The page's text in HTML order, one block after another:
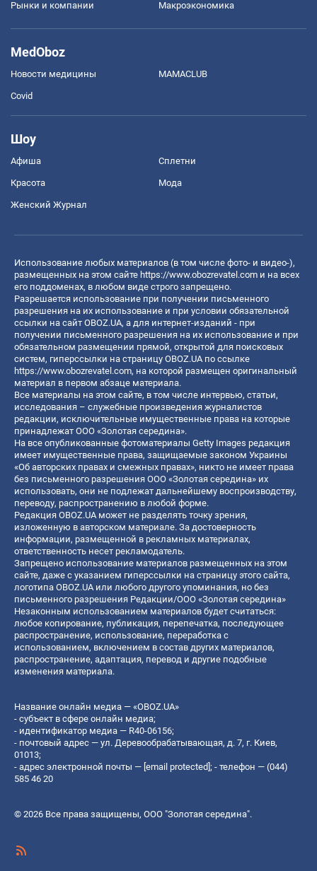
Рынки и компании Mакроэкономика
MedOboz
Новости медицины MAMACLUB
Covid
Шоу
Афиша Сплетни
Красота Мода
Женский Журнал
Использование любых материалов (в том числе фото- и видео-),
размещенных на этом сайте https://www.obozrevatel.com и на всех
его поддоменах, в любом виде строго запрещено.
Разрешается использование при получении письменного
разрешения на их использование и при условии обязательной
ссылки на сайт OBOZ.UA, а для интернет-изданий - при
получении письменного разрешения на их использование и при
обязательном размещении прямой, открытой для поисковых
систем, гиперссылки на страницу OBOZ.UA по ссылке
https://www.obozrevatel.com, на которой размещен оригинальный
материал в первом абзаце материала.
Все материалы на этом сайте, в том числе интервью, статьи,
исследования – служебные произведения журналистов
редакции, исключительные имущественные права на которые
принадлежат ООО «Золотая середина».
На все опубликованные фотоматериалы Getty Images редакция
имеет имущественные права, защищаемые законом Украины
«Об авторских правах и смежных правах», никто не имеет права
без письменного разрешения ООО «Золотая середина» их
использовать, они не подлежат дальнейшему воспроизводству,
переводу, распространению в любой форме.
Редакция OBOZ.UA может не разделять точку зрения,
изложенную в авторском материале. За достоверность
информации, размещенной в рекламных материалах,
ответственность несет рекламодатель.
Запрещено использование материалов размещенных на этом
сайте, даже с указанием гиперссылки на страницу этого сайта,
логотипа OBOZ.UA или любого другого упоминания, но без
письменного разрешения Редакции/ООО «Золотая середина»
Незаконным использованием материалов будет считаться:
любое копирование, публикация, перепечатка, последующее
распространение, использование, переработка с
использованием, включением в состав других материалов,
распространение, адаптация, перевод и другие подобные
изменения материала.
Название онлайн медиа — «OBOZ.UA»
- субъект в сфере онлайн медиа;
- идентификатор медиа — R40-06156;
- почтовый адрес — ул. Деревообрабатывающая, д. 7, г. Киев,
01013;
- адрес электронной почты — [email protected] ; - телефон — (044)
585 46 20
© 2026 Все права защищены, ООО "Золотая середина".